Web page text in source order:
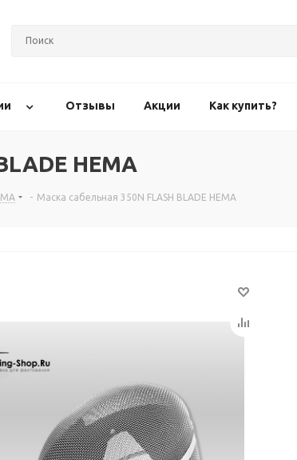
Отзывы Акции Как купить?
HEMA
- Маска сабельная 350N FLASH BLADE HEMA